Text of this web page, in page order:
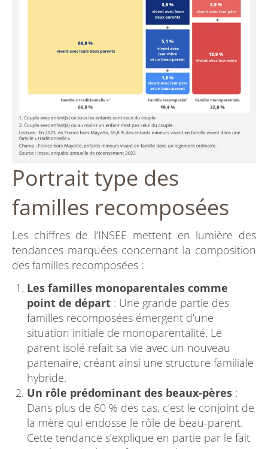
Portrait type des
familles recomposées
Les chiffres de l’INSEE mettent en lumière des
tendances marquées concernant la composition
des familles recomposées :
Les familles monoparentales comme
point de départ : Une grande partie des
familles recomposées émergent d’une
situation initiale de monoparentalité. Le
parent isolé refait sa vie avec un nouveau
partenaire, créant ainsi une structure familiale
hybride.
Un rôle prédominant des beaux-pères :
Dans plus de 60 % des cas, c’est le conjoint de
la mère qui endosse le rôle de beau-parent.
Cette tendance s’explique en partie par le fait